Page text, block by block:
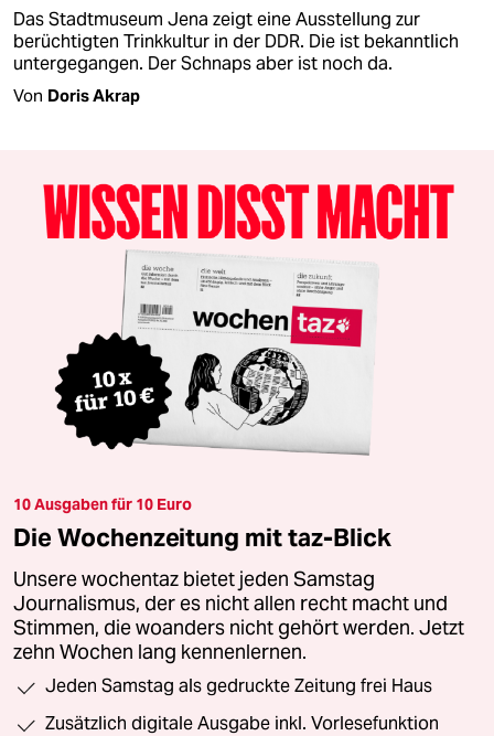
Das Stadtmuseum Jena zeigt eine Ausstellung zur
berüchtigten Trinkkultur in der DDR. Die ist bekanntlich
untergegangen. Der Schnaps aber ist noch da.
Von Doris Akrap
10 Ausgaben für 10 Euro
Die Wochenzeitung mit taz-Blick
Unsere wochentaz bietet jeden Samstag
Journalismus, der es nicht allen recht macht und
Stimmen, die woanders nicht gehört werden. Jetzt
zehn Wochen lang kennenlernen.
Jeden Samstag als gedruckte Zeitung frei Haus
Zusätzlich digitale Ausgabe inkl. Vorlesefunktion